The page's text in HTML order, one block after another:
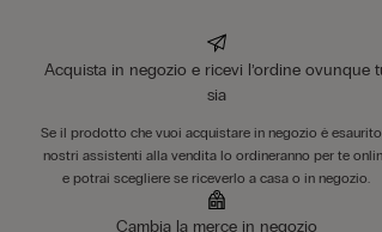
Acquista in negozio e ricevi l’ordine ovunque
sia
Se il prodotto che vuoi acquistare in negozio è
nostri assistenti alla vendita lo ordineranno per te
e potrai scegliere se riceverlo a casa o in negozio.
Cambia la merce in negozio